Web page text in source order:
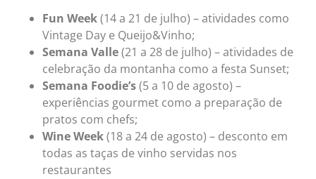
Fun Week(14 a 21 de julho) – atividades como
Vintage Day e Queijo&Vinho;
Semana Valle(21 a 28 de julho) – atividades de
celebração da montanha como a festa Sunset;
Semana Foodie’s(5 a 10 de agosto) –
experiências gourmet como a preparação de
pratos com chefs;
Wine Week(18 a 24 de agosto) – desconto em
todas as taças de vinho servidas nos
restaurantes